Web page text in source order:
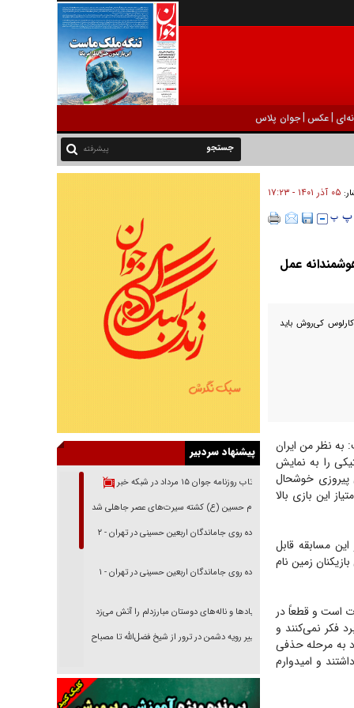
|عکس |جوان پلاس
پیشرفته
۰۵ آذر ۱۴۰۱ - ۱۷:۲۳
عمل
کارلوس کی‌‌روش باید
ولز در مرحله گروهی جام جهانی 2022 اظهار داشت: به نظر من ایران
را به نمایش
پیروزی خوشحال
این بازی بالا
مسابقه قابل
زمین نام
است و قطعاً در
فکر نمی‌کنند و
به مرحله حذفی
و امیدوارم
پیشنهاد سردبیر
بازتاب روزنامه جوان ۱۵ مرداد در شبکه خبر
امام حسین (ع) کشته سیرت‌های عصر جاهلی شد
پیاده روی جاماندگان اربعین حسینی در تهران - ۲
پیاده روی جاماندگان اربعین حسینی در تهران - ۱
فریاد‌ها و ناله‌های دوستان مبارزدلم را آتش می‌زد
تغییر رویه دشمن در ترور از شیخ فضل‌الله تا مصباح
خرید قسطی اولش خنده و آخرش گریه است!
فوتبال و آن «بالا»!